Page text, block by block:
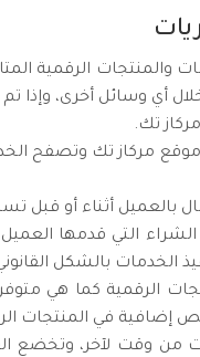
والمنتجات الرقمية
أي وسائل أخرى،
تك.
مركاز تك وتصفح
بالعميل أثناء أو قبل
التي قدمها العميل
الخدمات بالشكل
الرقمية كما هي
إضافية في المنتجات
وقت لآخر، وتخضع